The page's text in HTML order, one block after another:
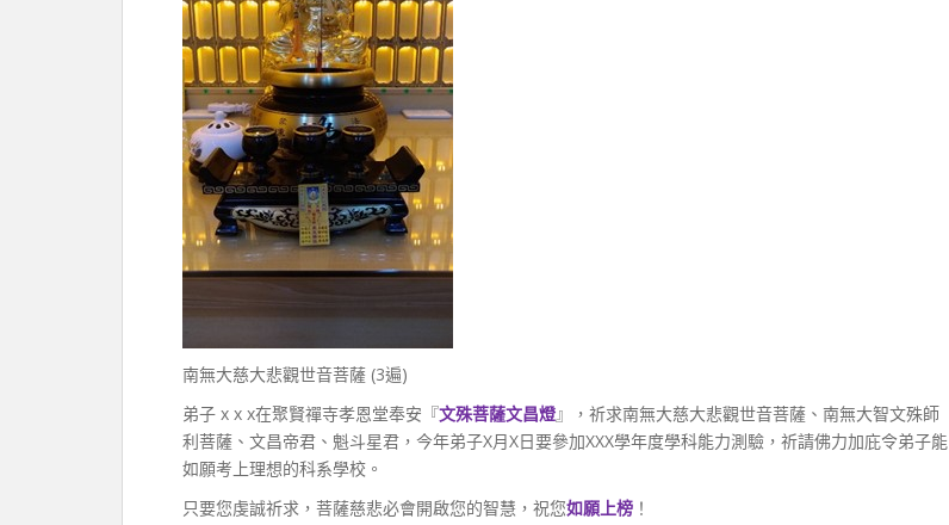
南無大慈大悲觀世音菩薩 (3遍)
弟子 x x x在聚賢禪寺孝恩堂奉安『文殊菩薩文昌燈』，祈求南無大慈大悲觀世音菩薩、南無大智文殊師
利菩薩、文昌帝君、魁斗星君，今年弟子X月X日要參加XXX學年度學科能力測驗，祈請佛力加庇令弟子能
如願考上理想的科系學校。
只要您虔誠祈求，菩薩慈悲必會開啟您的智慧，祝您如願上榜 ！